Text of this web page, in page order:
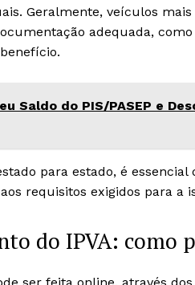
Geralmente, veículos
adequada,
Saldo do PIS/PASEP e
para estado, é
requisitos exigidos para a
do IPVA: como